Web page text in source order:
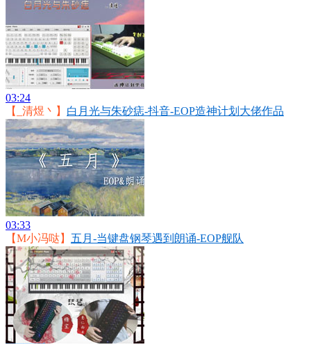
03:24
【_清煜丶】 白月光与朱砂痣-抖音-EOP造神计划大佬作品
03:33
【M小冯哒】 五月-当键盘钢琴遇到朗诵-EOP舰队